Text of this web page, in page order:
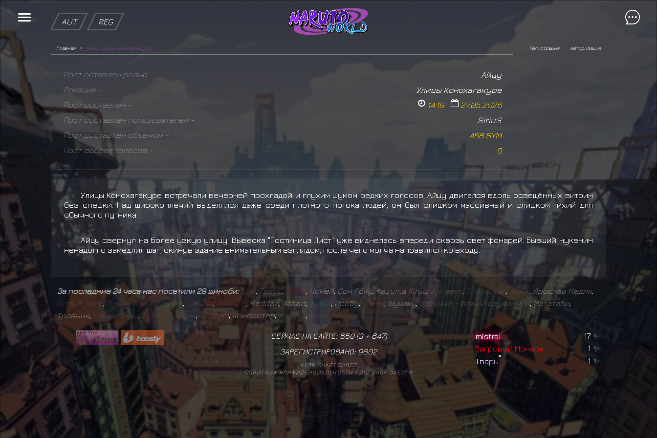
AUT REG
Главная Айцу (Улицы Конохагакуре) Авторизация
Регистрация
Пост оставлен ролью - Айцу
Локация - Улицы Конохагакуре
Пост составлен - 14:19 27.05.2026
Пост составлен пользователем - SiriuS
Пост составлен объемом - 468 SYM
Пост собрал голосов - 0
Улицы Конохагакуре встречали вечерней прохладой и глухим шумом редких голосов. Айцу двигался вдоль освещённых витрин
без спешки. Наш широкоплечий выделялся даже среди плотного потока людей, он был слишком массивный и слишком тихий для
обычного путника.
Айцу свернул на более узкую улицу. Вывеска "Гостиница Лист" уже виднелась впереди сквозь свет фонарей. Бывший нукенин
ненадолго замедлил шаг, окинув здание внимательным взглядом, после чего молча направился ко входу.
За последние 24 часа нас посетили 29 шиноби: Loki, Тварь, D EFIX Чомей, Сон Гоку, Kazuma Kiryu, Ангаёпт, Блохастая, Кими Ярослав Медик,
боль в ноге МощныйД вижПариж, elu rio O STER, Raddan,Athart, Timur, Исобу, Батёк, Шукаку,Бабушка - божий одуванчик, Мататаби,
Травник, РиккиТикки, М ил тр а пик, Anatom Компостер, Swam p Алхимичка
СЕЙЧАС НА САЙТЕ: 650 (3+ 647)
ЗАРЕГИСТРИРОВАНО: 9802
БУДЬ СЧАСТЛИВЕЕ
ПОЛИТИКА КОНФИДЕНЦИАЛЬНОСТИ | ДОГОВОР ОФЕРТЫ
mistral 17 ✨
Багровый Монарх 1 ✨
Тварь 1 ✨